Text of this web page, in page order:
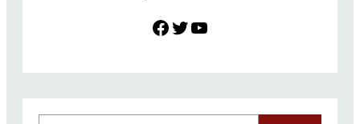
Link zu Facebook Twitter YouTube